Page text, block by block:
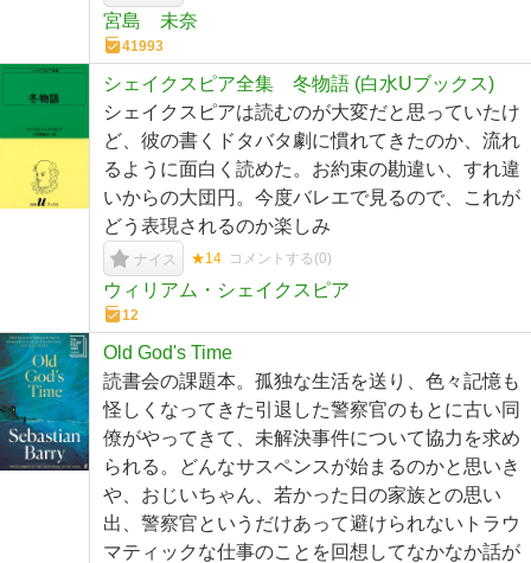
宮島 未奈
41993
シェイクスピア全集 冬物語 (白水Uブックス)
シェイクスピアは読むのが大変だと思っていたけ
ど、彼の書くドタバタ劇に慣れてきたのか、流れ
るように面白く読めた。お約束の勘違い、すれ違
いからの大団円。今度バレエで見るので、これが
どう表現されるのか楽しみ
ナイス ★14 コメントする(0)
ウィリアム・シェイクスピア
12
Old God's Time
読書会の課題本。孤独な生活を送り、色々記憶も
怪しくなってきた引退した警察官のもとに古い同
僚がやってきて、未解決事件について協力を求め
られる。どんなサスペンスが始まるのかと思いき
や、おじいちゃん、若かった日の家族との思い
出、警察官というだけあって避けられないトラウ
マティックな仕事のことを回想してなかなか話が